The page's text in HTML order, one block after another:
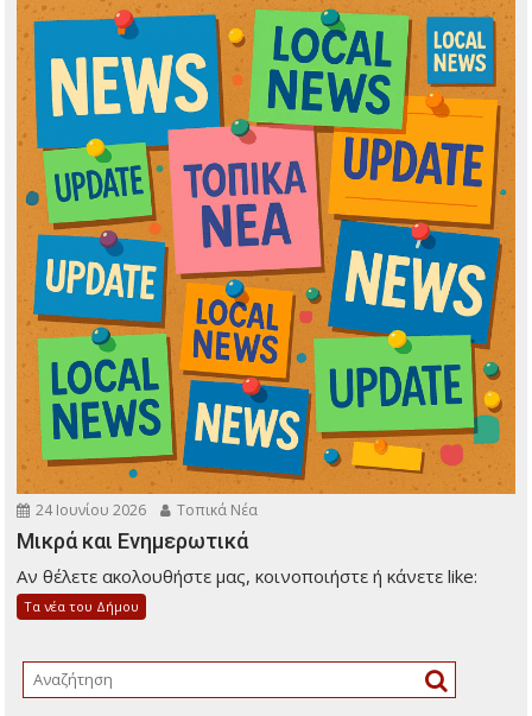
24 Ιουνίου 2026 Τοπικά Νέα
Μικρά και Ενημερωτικά
Αν θέλετε ακολουθήστε μας, κοινοποιήστε ή κάνετε like:
Τα νέα του Δήμου